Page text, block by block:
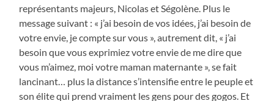
représentants majeurs, Nicolas et Ségolène. Plus le
message suivant : « j’ai besoin de vos idées, j’ai besoin de
votre envie, je compte sur vous », autrement dit, « j’ai
besoin que vous exprimiez votre envie de me dire que
vous m’aimez, moi votre maman maternante », se fait
lancinant… plus la distance s’intensifie entre le peuple et
son élite qui prend vraiment les gens pour des gogos. Et